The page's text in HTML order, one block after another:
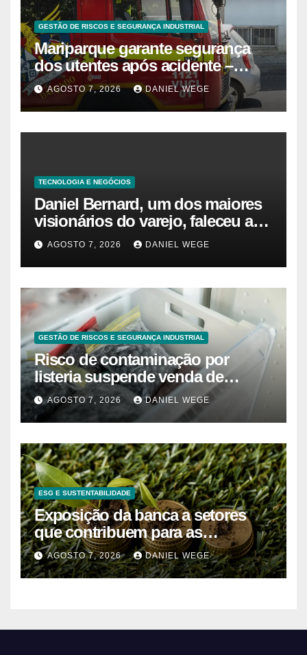
GESTÃO DE RISCOS E SEGURANÇA INDUSTRIAL
Mariparque garante segurança
dos utentes após acidente –
Observador
AGOSTO 7, 2026 DANIEL WEGE
TECNOLOGIA E NEGÓCIOS
Daniel Bernard, um dos maiores
visionários do varejo, faleceu aos
80 anos – Sincovaga Notícias
AGOSTO 7, 2026 DANIEL WEGE
GESTÃO DE RISCOS E SEGURANÇA INDUSTRIAL
Risco de contaminação por
listeria suspende venda de
mirtilos em fábricas da América
do Norte – Mix Vale
AGOSTO 7, 2026 DANIEL WEGE
ESG E SUSTENTABILIDADE
Exposição da banca a setores
que contribuem para as
alterações climáticas mantém-se
nos 62%
AGOSTO 7, 2026 DANIEL WEGE